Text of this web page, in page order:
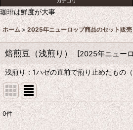
珈琲は鮮度が大事
ホーム > 2025年ニューロップ商品のセット販売
焙煎豆（浅煎り） [2025年ニュー
浅煎り：1ハゼの直前で煎り止めたもの
表示数:
0件